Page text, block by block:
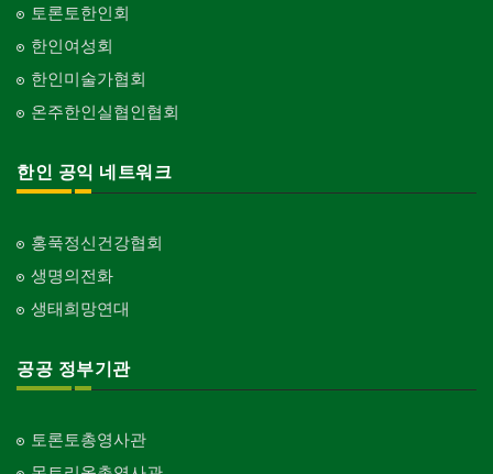
토론토한인회
한인여성회
한인미술가협회
온주한인실협인협회
한인 공익 네트워크
홍푹정신건강협회
생명의전화
생태희망연대
공공 정부기관
토론토총영사관